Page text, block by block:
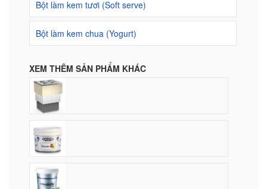
Bột làm kem tươi (Soft serve)
Bột làm kem chua (Yogurt)
XEM THÊM SẢN PHẨM KHÁC